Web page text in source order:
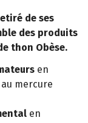
de ses
des produits
thon Obèse.
en
mercure
en